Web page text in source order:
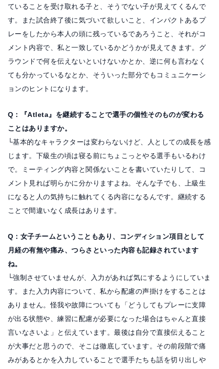
ていることを受け取れる子と、そうでない子が見えてくるんで
す。また試合終了後に気づいて欲しいこと、インパクトあるプ
レーをしたから本人の頭に残っているであろうこと、それがコ
メント内容で、私と一致しているかどうかが見えてきます。グ
ラウンドで何を伝えないといけないかとか、逆に何も言わなく
ても分かっているなとか、そういった部分でもコミュニケーシ
ョンのヒントになります。
Q：『Atleta』を継続することで選手の個性そのものが変わる
ことはありますか。
└基本的なキャラクターは変わらないけど、人としての成長を感
じます。下級生の頃は寝る前にちょこっとやる選手もいるわけ
で。ミーティング内容と関係ないことを書いていたりして、コ
メント見れば明らかに分かりますよね。そんな子でも、上級生
になると人の気持ちに触れてくる内容になるんです。継続する
ことで間違いなく成長はあります。
Q：女子チームということもあり、コンディション項目として
月経の有無や痛み、つらさといった内容も記録されています
ね。
└強制させていませんが、入力があれば気にするようにしていま
す。また入力内容について、私から配慮の声掛けをすることは
ありません。怪我や故障についても「どうしてもプレーに支障
が出る状態や、練習に配慮が必要になった場合はちゃんと直接
言いなさいよ」と伝えています。最後は自分で直接伝えること
が大事だと思うので、そこは徹底しています。その前段階で痛
みがあるとかを入力していることで選手たちも話を切り出しや